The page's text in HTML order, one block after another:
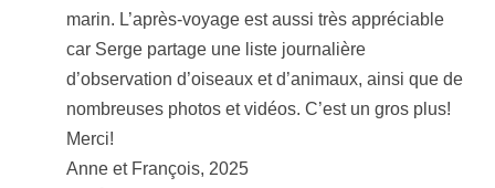
marin. L’après-voyage est aussi très appréciable
car Serge partage une liste journalière
d’observation d’oiseaux et d’animaux, ainsi que de
nombreuses photos et vidéos. C’est un gros plus!
Merci!
Anne et François, 2025